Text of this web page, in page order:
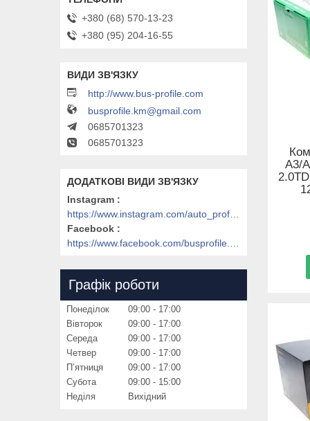
A3/
+380 (68) 570-13-23
+380 (95) 204-16-55
http://www.bus-profile.com
busprofile.km@gmail.com
0685701323
0685701323
Instagram
Facebook
Графік роботи
Понеділок 09:00
17:00
Вівторок
09:00
17:00
Середа
09:00
17:00
Четвер
09:00
17:00
Пʼятниця
09:00
17:00
Субота
09:00
15:00
Неділя
Вихідний